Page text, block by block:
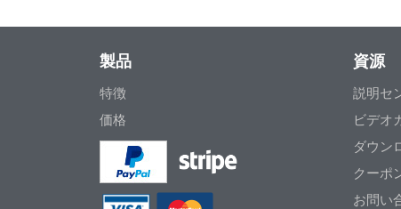
製品
特徴
価格
資源
説明セ
ビデオ
ダウン
クーポ
お問い